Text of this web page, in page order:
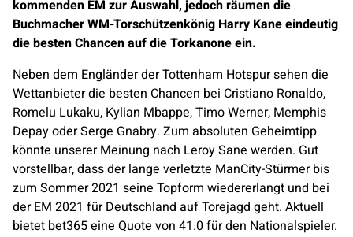
kommenden EM zur Auswahl, jedoch räumen die
Buchmacher WM-Torschützenkönig Harry Kane eindeutig
die besten Chancen auf die Torkanone ein.
Neben dem Engländer der Tottenham Hotspur sehen die
Wettanbieter die besten Chancen bei Cristiano Ronaldo,
Romelu Lukaku, Kylian Mbappe, Timo Werner, Memphis
Depay oder Serge Gnabry. Zum absoluten Geheimtipp
könnte unserer Meinung nach Leroy Sane werden. Gut
vorstellbar, dass der lange verletzte ManCity-Stürmer bis
zum Sommer 2021 seine Topform wiedererlangt und bei
der EM 2021 für Deutschland auf Torejagd geht. Aktuell
bietet bet365 eine Quote von 41.0 für den Nationalspieler.